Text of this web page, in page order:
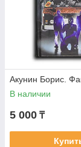
Акунин Борис.
В наличии
5 000 ₸